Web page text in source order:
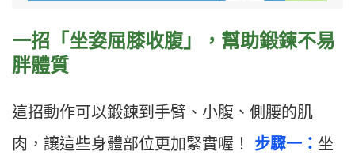
一招「坐姿屈膝收腹」，幫助鍛鍊不易
胖體質
這招動作可以鍛鍊到手臂、小腹、側腰的肌
肉，讓這些身體部位更加緊實喔！ 步驟一： 坐